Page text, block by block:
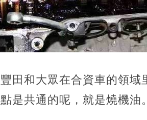
田和大眾在合資車的領域
是共通的呢，就是燒機油。